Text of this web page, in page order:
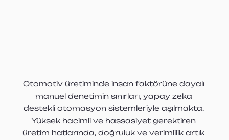
Otomotiv üretiminde insan faktörüne dayalı
manuel denetimin sınırları, yapay zeka
destekli otomasyon sistemleriyle aşılmakta.
Yüksek hacimli ve hassasiyet gerektiren
üretim hatlarında, doğruluk ve verimlilik artık